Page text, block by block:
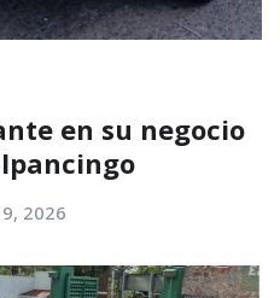
en su negocio
2026